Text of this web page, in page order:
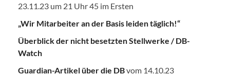
23.11.23 um 21 Uhr 45 im Ersten
„Wir Mitarbeiter an der Basis leiden täglich!“
Überblick der nicht besetzten Stellwerke / DB-
Watch
Guardian-Artikel über die DBvom 14.10.23